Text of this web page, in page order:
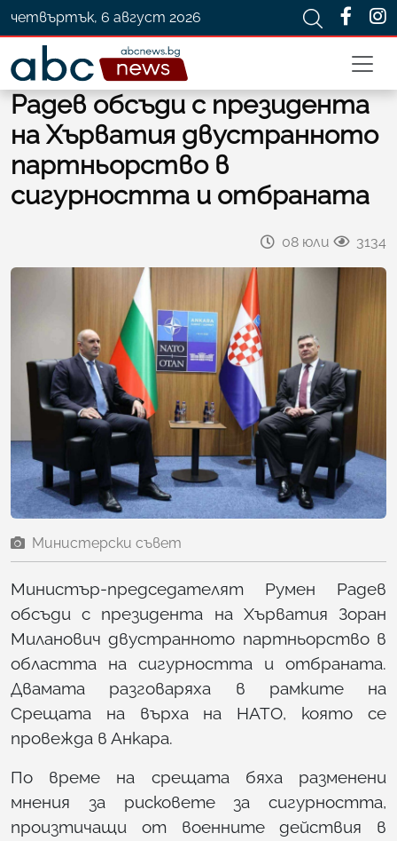
четвъртък, 6 август 2026
Радев обсъди с президента
на Хърватия двустранното
партньорство в
сигурността и отбраната
08 юли 3134
Министерски съвет
Министър-председателят Румен Радев
обсъди с президента на Хърватия Зоран
Миланович двустранното партньорство в
областта на сигурността и отбраната.
Двамата разговаряха в рамките на
Срещата на върха на НАТО, която се
провежда в Анкара.
По време на срещата бяха разменени
мнения за рисковете за сигурността,
произтичащи от военните действия в